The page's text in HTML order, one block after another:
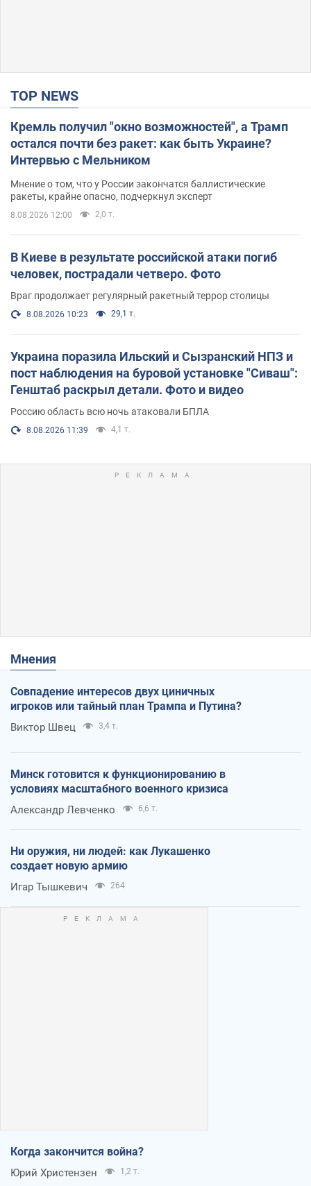
TOP NEWS
Кремль получил "окно возможностей", а Трамп
остался почти без ракет: как быть Украине?
Интервью с Мельником
Мнение о том, что у России закончатся баллистические
ракеты, крайне опасно, подчеркнул эксперт
8.08.2026 12:00 2,0 т.
В Киеве в результате российской атаки погиб
человек, пострадали четверо. Фото
Враг продолжает регулярный ракетный террор столицы
8.08.2026 10:23 29,1 т.
Украина поразила Ильский и Сызранский НПЗ и
пост наблюдения на буровой установке "Сиваш":
Генштаб раскрыл детали. Фото и видео
Россию область всю ночь атаковали БПЛА
8.08.2026 11:39 4,1 т.
Мнения
Совпадение интересов двух циничных
игроков или тайный план Трампа и Путина?
Виктор Швец 3,4 т.
Минск готовится к функционированию в
условиях масштабного военного кризиса
Александр Левченко 6,6 т.
Ни оружия, ни людей: как Лукашенко
создает новую армию
Игар Тышкевич 264
Когда закончится война?
Юрий Христензен 1,2 т.